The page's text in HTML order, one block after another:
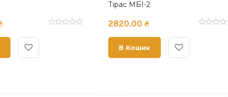
2820.00 ₴ 1596.00 ₴